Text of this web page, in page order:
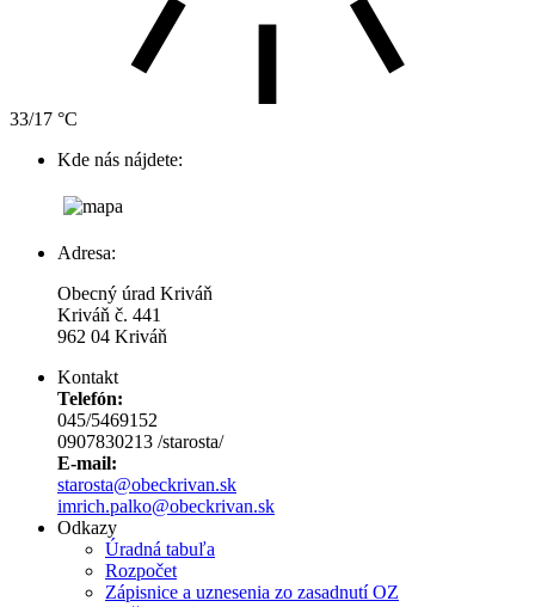
33/17 °C
Kde nás nájdete:
Adresa:
Obecný úrad Kriváň
Kriváň č. 441
962 04 Kriváň
Kontakt
Telefón:
045/5469152
0907830213 /starosta/
E-mail:
starosta@obeckrivan.sk
imrich.palko@obeckrivan.sk
Odkazy
Úradná tabuľa
Rozpočet
Zápisnice a uznesenia zo zasadnutí OZ